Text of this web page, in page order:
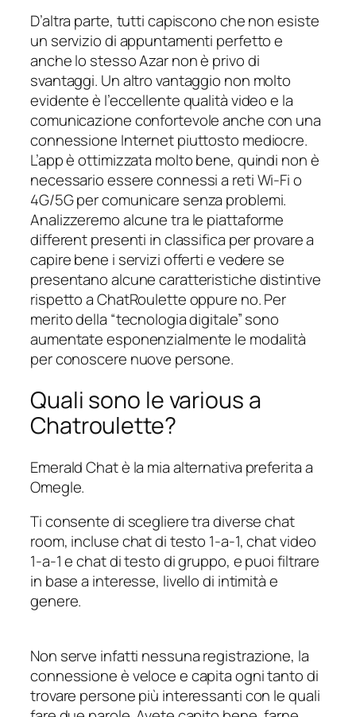
D’altra parte, tutti capiscono che non esiste
un servizio di appuntamenti perfetto e
anche lo stesso Azar non è privo di
svantaggi. Un altro vantaggio non molto
evidente è l’eccellente qualità video e la
comunicazione confortevole anche con una
connessione Internet piuttosto mediocre.
L’app è ottimizzata molto bene, quindi non è
necessario essere connessi a reti Wi-Fi o
4G/5G per comunicare senza problemi.
Analizzeremo alcune tra le piattaforme
different presenti in classifica per provare a
capire bene i servizi offerti e vedere se
presentano alcune caratteristiche distintive
rispetto a ChatRoulette oppure no. Per
merito della “tecnologia digitale” sono
aumentate esponenzialmente le modalità
per conoscere nuove persone.
Quali sono le various a
Chatroulette?
Emerald Chat è la mia alternativa preferita a
Omegle.
Ti consente di scegliere tra diverse chat
room, incluse chat di testo 1-a-1, chat video
1-a-1 e chat di testo di gruppo, e puoi filtrare
in base a interesse, livello di intimità e
genere.
Non serve infatti nessuna registrazione, la
connessione è veloce e capita ogni tanto di
trovare persone più interessanti con le quali